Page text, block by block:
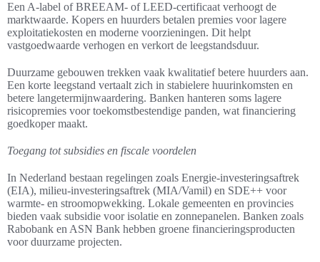
Een A-label of BREEAM- of LEED-certificaat verhoogt de
marktwaarde. Kopers en huurders betalen premies voor lagere
exploitatiekosten en moderne voorzieningen. Dit helpt
vastgoedwaarde verhogen en verkort de leegstandsduur.
Duurzame gebouwen trekken vaak kwalitatief betere huurders aan.
Een korte leegstand vertaalt zich in stabielere huurinkomsten en
betere langetermijnwaardering. Banken hanteren soms lagere
risicopremies voor toekomstbestendige panden, wat financiering
goedkoper maakt.
Toegang tot subsidies en fiscale voordelen
In Nederland bestaan regelingen zoals Energie-investeringsaftrek
(EIA), milieu-investeringsaftrek (MIA/Vamil) en SDE++ voor
warmte- en stroomopwekking. Lokale gemeenten en provincies
bieden vaak subsidie voor isolatie en zonnepanelen. Banken zoals
Rabobank en ASN Bank hebben groene financieringsproducten
voor duurzame projecten.